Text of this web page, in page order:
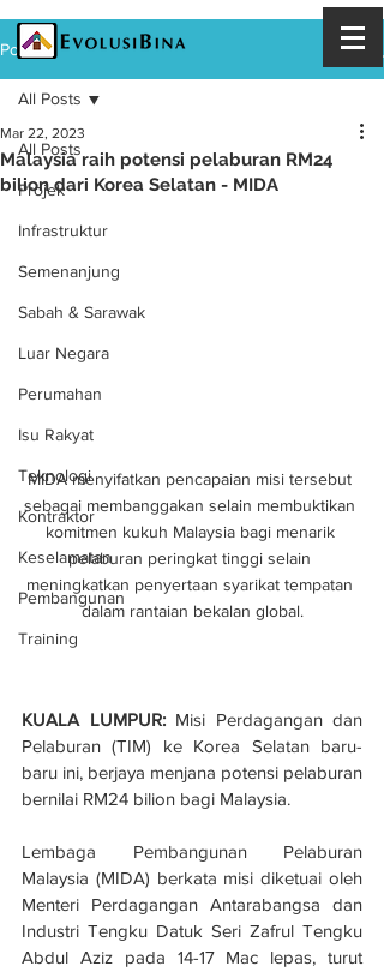
Post
All Posts
Projek
Infrastruktur
Semenanjung
Sabah & Sarawak
Luar Negara
Perumahan
Isu Rakyat
Teknologi
Kontraktor
Keselamatan
Pembangunan
Training
All Posts
Malaysia raih potensi pelaburan RM24
bilion dari Korea Selatan - MIDA
Mar 22, 2023
MIDA menyifatkan pencapaian misi tersebut
sebagai membanggakan selain membuktikan
komitmen kukuh Malaysia bagi menarik
pelaburan peringkat tinggi selain
meningkatkan penyertaan syarikat tempatan
dalam rantaian bekalan global.
KUALA LUMPUR: Misi Perdagangan dan
Pelaburan (TIM) ke Korea Selatan baru-
baru ini, berjaya menjana potensi pelaburan
bernilai RM24 bilion bagi Malaysia.
Lembaga Pembangunan Pelaburan
Malaysia (MIDA) berkata misi diketuai oleh
Menteri Perdagangan Antarabangsa dan
Industri Tengku Datuk Seri Zafrul Tengku
Abdul Aziz pada 14-17 Mac lepas, turut